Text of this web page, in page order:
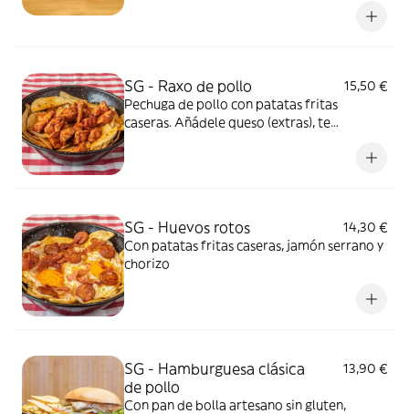
oliva. No incluye patatas... puedes añadirlas
SG - Raxo de pollo
15,50 €
Pechuga de pollo con patatas fritas
caseras. Añádele queso (extras), te
SG - Huevos rotos
14,30 €
Con patatas fritas caseras, jamón serrano y
chorizo
SG - Hamburguesa clásica
de pollo
13,90 €
Con pan de bolla artesano sin gluten,